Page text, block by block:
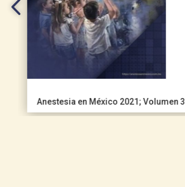
Anestesia en México 2021; Volumen